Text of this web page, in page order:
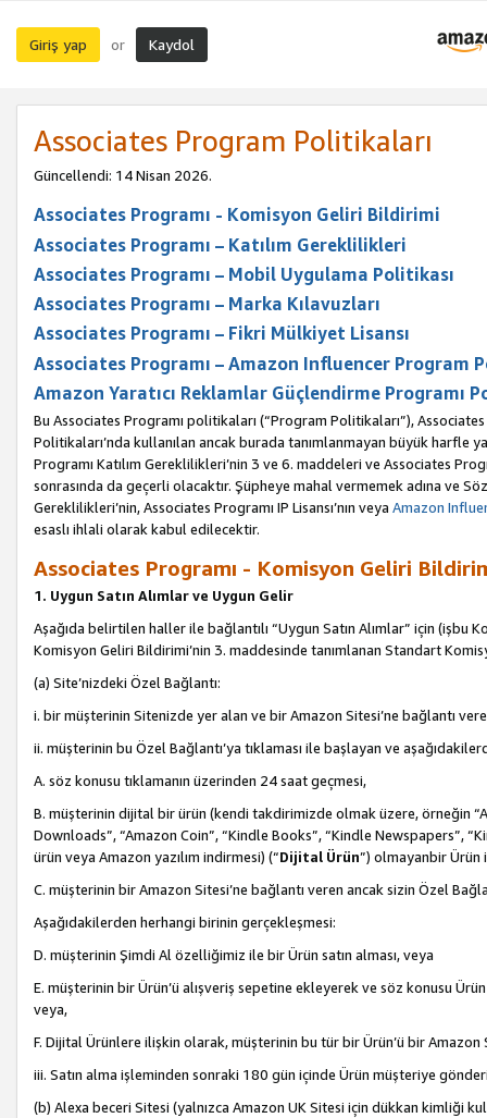
Giriş yap or Kaydol
Associates Program Politikaları
Güncellendi: 14 Nisan 2026.
Associates Programı - Komisyon Geliri Bildirimi
Associates Programı – Katılım Gereklilikleri
Associates Programı – Mobil Uygulama Politikası
Associates Programı – Marka Kılavuzları
Associates Programı – Fikri Mülkiyet Lisansı
Associates Programı – Amazon Influencer Program
Amazon Yaratıcı Reklamlar Güçlendirme Programı
Bu Associates Programı politikaları (“Program Politikaları”),
Politikaları’nda kullanılan ancak burada tanımlanmayan büyük harfle
Programı Katılım Gereklilikleri’nin 3 ve 6. maddeleri ve Associates
sonrasında da geçerli olacaktır. Şüpheye mahal vermemek adına ve
Gereklilikleri’nin, Associates Programı IP Lisansı’nın veya Amazon
esaslı ihlali olarak kabul edilecektir.
Associates Programı - Komisyon Geliri
1. Uygun Satın Alımlar ve Uygun Gelir
Aşağıda belirtilen haller ile bağlantılı “Uygun Satın Alımlar” için
Komisyon Geliri Bildirimi’nin 3. maddesinde tanımlanan Standart
(a) Site’nizdeki Özel Bağlantı:
i. bir müşterinin Sitenizde yer alan ve bir Amazon Sitesi’ne bağlantı
ii. müşterinin bu Özel Bağlantı’ya tıklaması ile başlayan ve
A. söz konusu tıklamanın üzerinden 24 saat geçmesi,
B. müşterinin dijital bir ürün (kendi takdirimizde olmak üzere, örneğin
Downloads”, “Amazon Coin”, “Kindle Books”, “Kindle Newspapers”,
ürün veya Amazon yazılım indirmesi) (“Dijital Ürün”) olmayanbir Ürün
C. müşterinin bir Amazon Sitesi’ne bağlantı veren ancak sizin Özel
Aşağıdakilerden herhangi birinin gerçekleşmesi:
D. müşterinin Şimdi Al özelliğimiz ile bir Ürün satın alması, veya
E. müşterinin bir Ürün’ü alışveriş sepetine ekleyerek ve söz konusu
veya,
F. Dijital Ürünlere ilişkin olarak, müşterinin bu tür bir Ürün’ü bir Amazon
iii. Satın alma işleminden sonraki 180 gün içinde Ürün müşteriye
(b) Alexa beceri Sitesi (yalnızca Amazon UK Sitesi için dükkan kimliği